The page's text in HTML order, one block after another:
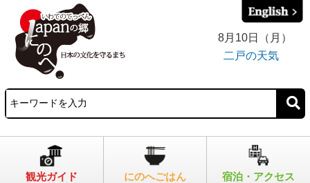
8月10日（月）
二戸の天気
観光ガイド にのへごはん 宿泊・アクセス